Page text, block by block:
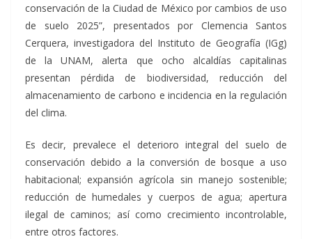
conservación de la Ciudad de México por cambios de uso
de suelo 2025”, presentados por Clemencia Santos
Cerquera, investigadora del Instituto de Geografía (IGg)
de la UNAM, alerta que ocho alcaldías capitalinas
presentan pérdida de biodiversidad, reducción del
almacenamiento de carbono e incidencia en la regulación
del clima.
Es decir, prevalece el deterioro integral del suelo de
conservación debido a la conversión de bosque a uso
habitacional; expansión agrícola sin manejo sostenible;
reducción de humedales y cuerpos de agua; apertura
ilegal de caminos; así como crecimiento incontrolable,
entre otros factores.